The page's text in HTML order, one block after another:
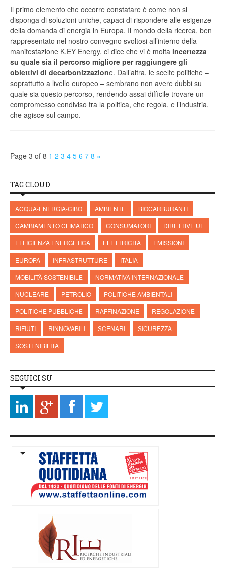
Il primo elemento che occorre constatare è come non si
disponga di soluzioni uniche, capaci di rispondere alle esigenze
della domanda di energia in Europa. Il mondo della ricerca, ben
rappresentato nel nostro convegno svoltosi all’interno della
manifestazione K.EY Energy, ci dice che vi è molta incertezza
su quale sia il percorso migliore per raggiungere gli
obiettivi di decarbonizzazione. Dall’altra, le scelte politiche –
soprattutto a livello europeo – sembrano non avere dubbi su
quale sia questo percorso, rendendo assai difficile trovare un
compromesso condiviso tra la politica, che regola, e l’industria,
che agisce sul campo.
Page 3 of 8 1 2 3 4 5 6 7 8 »
TAG CLOUD
ACQUA-ENERGIA-CIBO AMBIENTE
BIOCARBURANTI
CAMBIAMENTO CLIMATICO
CONSUMATORI
DIRETTIVE UE
EFFICIENZA ENERGETICA
ELETTRICITÀ
EMISSIONI
EUROPA
INFRASTRUTTURE
ITALIA
MOBILITÀ SOSTENIBILE
NORMATIVA INTERNAZIONALE
NUCLEARE
PETROLIO
POLITICHE AMBIENTALI
POLITICHE PUBBLICHE
RAFFINAZIONE
REGOLAZIONE
RIFIUTI
RINNOVABILI SCENARI
SICUREZZA
SOSTENIBILITÀ
SEGUICI SU